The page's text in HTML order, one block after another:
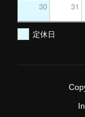
30 31
定休日